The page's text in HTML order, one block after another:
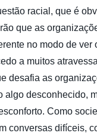
racial, que é
que as
no modo de ver
a muitos
desafia as
algo desconhecido,
Como
conversas difíceis,